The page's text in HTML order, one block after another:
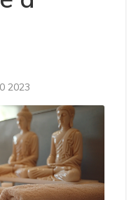
2023